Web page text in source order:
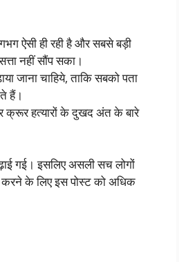
ऐसी ही रही है और सबसे बड़ी
नहीं सौंप सका।
जाना चाहिये, ताकि सबको पता
हैं।
क्रूर हत्यारों के दुखद अंत के बारे
गई। इसलिए असली सच लोगों
करने के लिए इस पोस्ट को अधिक